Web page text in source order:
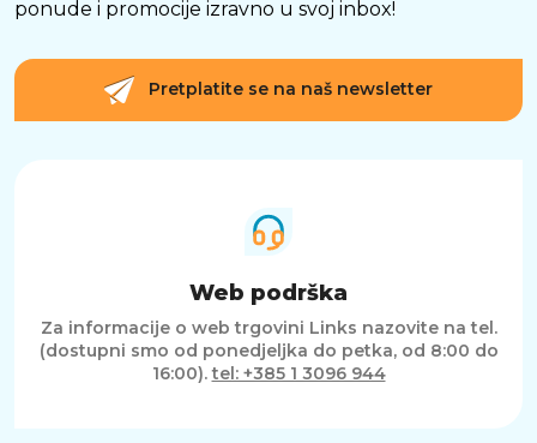
performanse, što ovaj model čini odličnim
kvalitetno rješenje za hlađenje procesora.
SAŽETAK
atraktivan RGB izgled. Zahvaljujući 240 mm
radijatoru, kvalitetnoj pumpi, širokoj
jednostavnoj instalaciji, ovaj model odličan je
izbor za gaming računala i napredne korisnike
koji žele stabilan rad procesora i moderan
izgled svoje konfiguracije.
ponude i promocije izravno u svoj inbox!
Pretplatite se na naš newsletter
Web podrška
Za informacije o web trgovini Links nazovite na tel.
(dostupni smo od ponedjeljka do petka, od 8:00 do
16:00).tel: +385 1 3096 944